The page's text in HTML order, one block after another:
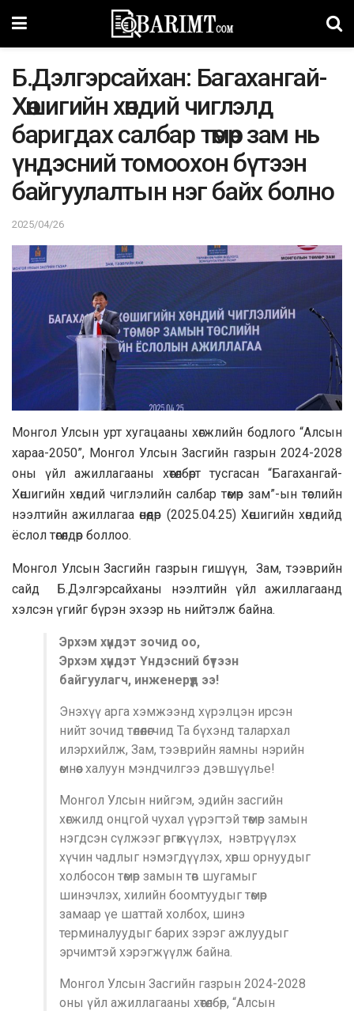
Б.Дэлгэрсайхан: Багахангай-
Хөшигийн хөндий чиглэлд
баригдах салбар төмөр зам нь
үндэсний томоохон бүтээн
байгуулалтын нэг байх болно
2025/04/26
Монгол Улсын урт хугацааны хөгжлийн бодлого “Алсын
хараа-2050”, Монгол Улсын Засгийн газрын 2024-2028
оны үйл ажиллагааны хөтөлбөрт тусгасан “Багахангай-
Хөшигийн хөндий чиглэлийн салбар төмөр зам”-ын төслийн
нээлтийн ажиллагаа өнөөдөр (2025.04.25) Хөшигийн хөндийд
ёслол төгөлдөр боллоо.
Монгол Улсын Засгийн газрын гишүүн, Зам, тээврийн
сайд Б.Дэлгэрсайханы нээлтийн үйл ажиллагаанд
хэлсэн үгийг бүрэн эхээр нь нийтэлж байна.
Эрхэм хүндэт зочид оо,
Эрхэм хүндэт Үндэсний бүтээн
байгуулагч, инженерүүд ээ!
Энэхүү арга хэмжээнд хүрэлцэн ирсэн
нийт зочид төлөөлөгчид Та бүхэнд талархал
илэрхийлж, Зам, тээврийн яамны нэрийн
өмнөөс халуун мэндчилгээ дэвшүүлье!
Монгол Улсын нийгэм, эдийн засгийн
хөгжилд онцгой чухал үүрэгтэй төмөр замын
нэгдсэн сүлжээг өргөжүүлэх, нэвтрүүлэх
хүчин чадлыг нэмэгдүүлэх, хөрш орнуудыг
холбосон төмөр замын төв шугамыг
шинэчлэх, хилийн боомтуудыг төмөр
замаар үе шаттай холбох, шинэ
терминалуудыг барих зэрэг ажлуудыг
эрчимтэй хэрэгжүүлж байна.
Монгол Улсын Засгийн газрын 2024-2028
оны үйл ажиллагааны хөтөлбөр, “Алсын